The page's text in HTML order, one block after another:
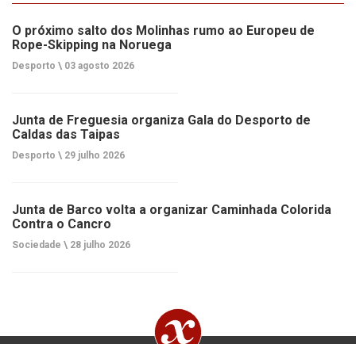
O próximo salto dos Molinhas rumo ao Europeu de
Rope-Skipping na Noruega
Desporto \ 03 agosto 2026
Junta de Freguesia organiza Gala do Desporto de
Caldas das Taipas
Desporto \ 29 julho 2026
Junta de Barco volta a organizar Caminhada Colorida
Contra o Cancro
Sociedade \ 28 julho 2026